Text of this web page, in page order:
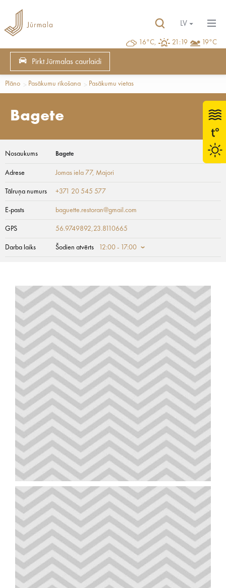
16°C, 21:19 19°C
LV
Pirkt Jūrmalas caurlaidi
Plāno Pasākumu rīkošana Pasākumu vietas
Bagete
Nosaukums Bagete
Adrese Jomas iela 77, Majori
Tālruņa numurs +371 20 545 577
E-pasts baguette.restoran@gmail.com
GPS 56.9749892,23.8110665
Darba laiks Šodien atvērts 12:00 - 17:00